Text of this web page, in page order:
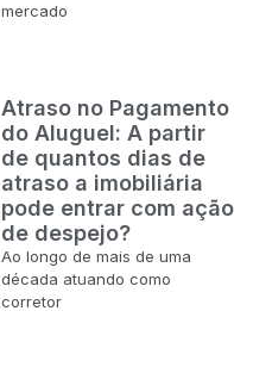
mercado
Atraso no Pagamento
do Aluguel: A partir
de quantos dias de
atraso a imobiliária
pode entrar com ação
de despejo?
Ao longo de mais de uma
década atuando como
corretor